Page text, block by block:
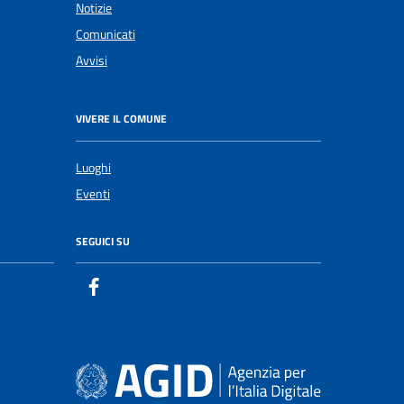
Notizie
Comunicati
Avvisi
VIVERE IL COMUNE
Luoghi
Eventi
SEGUICI SU